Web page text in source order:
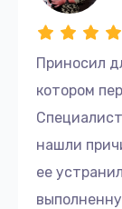
Приносил
котором
нашли
ее